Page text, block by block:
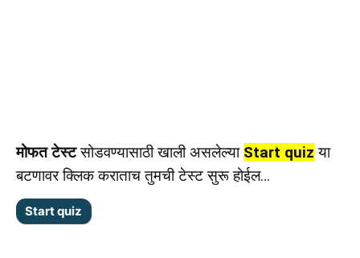
मोफत टेस्टसोडवण्यासाठी खाली असलेल्या Start quiz या
बटणावर क्लिक कराताच तुमची टेस्ट सुरू होईल…